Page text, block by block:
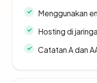
Menggunakan
Hosting di
Catatan A dan